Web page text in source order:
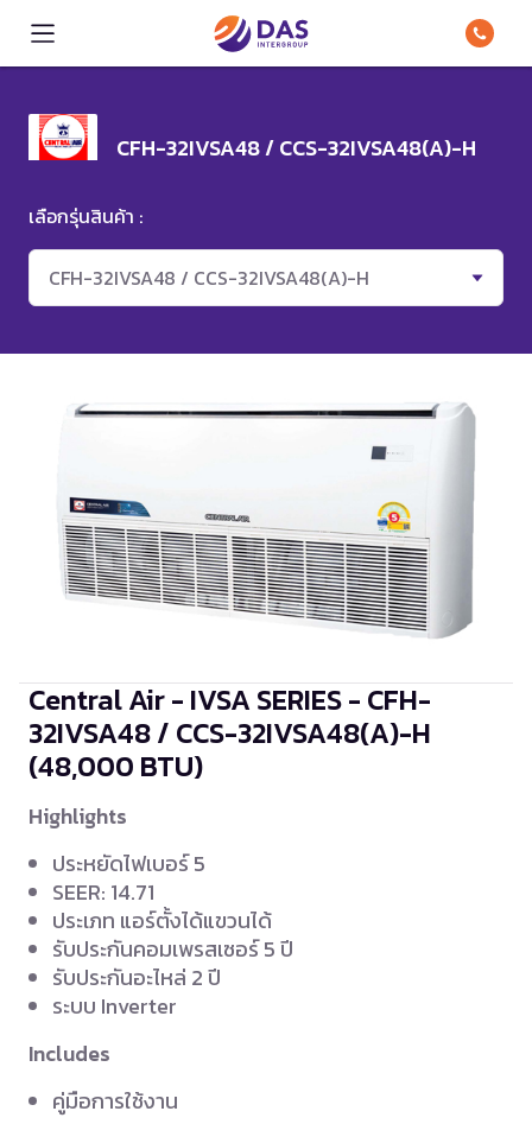
CFH-32IVSA48 / CCS-32IVSA48(A)-H
เลือกรุ่นสินค้า :
CFH-32IVSA48 / CCS-32IVSA48(A)-H
Central Air - IVSA SERIES - CFH-
32IVSA48 / CCS-32IVSA48(A)-H
(48,000 BTU)
Highlights
ประหยัดไฟเบอร์ 5
SEER: 14.71
ประเภท แอร์ตั้งได้แขวนได้
รับประกันคอมเพรสเซอร์ 5 ปี
รับประกันอะไหล่ 2 ปี
ระบบ Inverter
Includes
คู่มือการใช้งาน